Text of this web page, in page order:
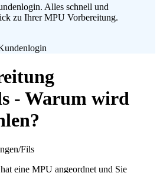
Alles schnell und
zu Ihrer MPU Vorbereitung.
- Warum wird
eine MPU angeordnet und Sie